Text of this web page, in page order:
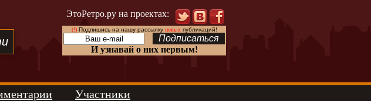
ЭтоРетро.ру на проектах:
(!)Подпишись на нашу рассылку новыхпубликаций!
И узнавай о них первым!
Участники